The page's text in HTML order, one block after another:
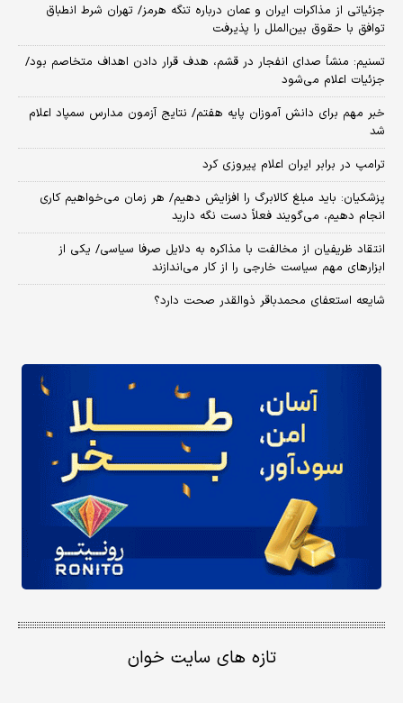
جزئیاتی از مذاکرات ایران و عمان درباره تنگه هرمز/ تهران شرط انطباق
توافق با حقوق بین‌الملل را پذیرفت
تسنیم: منشأ صدای انفجار در قشم، هدف قرار دادن اهداف متخاصم بود/
جزئیات اعلام می‌شود
خبر مهم برای دانش آموزان پایه هفتم/ نتایج آزمون مدارس سمپاد اعلام
شد
ترامپ در برابر ایران اعلام پیروزی کرد
پزشکیان: باید مبلغ کالابرگ را افزایش دهیم/ هر زمان می‌خواهیم کاری
انجام دهیم، می‌گویند فعلاً دست نگه دارید
انتقاد ظریفیان از مخالفت با مذاکره به دلایل صرفا سیاسی/ یکی از
ابزارهای مهم سیاست خارجی را از کار می‌اندازند
شایعه استعفای محمدباقر ذوالقدر صحت دارد؟
تازه های سایت خوان